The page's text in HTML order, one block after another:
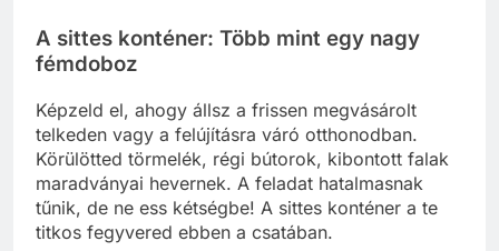
A sittes konténer: Több mint egy nagy
fémdoboz
Képzeld el, ahogy állsz a frissen megvásárolt
telkeden vagy a felújításra váró otthonodban.
Körülötted törmelék, régi bútorok, kibontott falak
maradványai hevernek. A feladat hatalmasnak
tűnik, de ne ess kétségbe! A sittes konténer a te
titkos fegyvered ebben a csatában.